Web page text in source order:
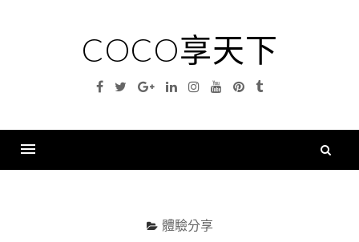
COCO享天下
Facebook
TwitterGoogleLinkedinInstagramYouTubePinterest
Tumblr
體驗分享